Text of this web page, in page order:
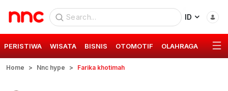
ID
PERISTIWA WISATA BISNIS OTOMOTIF OLAHRAGA GAYA
Home Nnc hype Farika khotimah